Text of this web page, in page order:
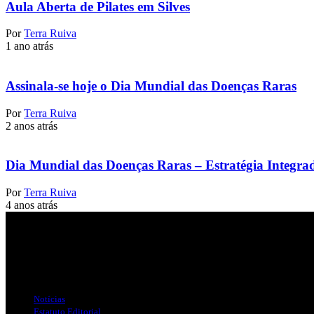
Aula Aberta de Pilates em Silves
Por Terra Ruiva
1 ano atrás
Assinala-se hoje o Dia Mundial das Doenças Raras
Por Terra Ruiva
2 anos atrás
Dia Mundial das Doenças Raras – Estratégia
Por Terra Ruiva
4 anos atrás
Notícias
Estatuto Editorial